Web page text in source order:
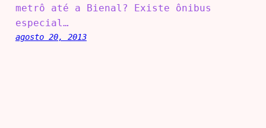
metrô até a Bienal? Existe ônibus
especial…
agosto 20, 2013